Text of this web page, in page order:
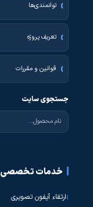
توانمندی‌ها
تعریف پروژه
قوانین و مقررات
جستجوی سایت
خدمات تخصصی
ارتقاء آیفون تصویری